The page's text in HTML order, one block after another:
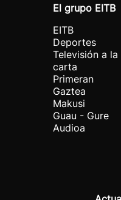
El grupo EITB
EITB
Deportes
Televisión a la
carta
Primeran
Gaztea
Makusi
Guau - Gure
Audioa